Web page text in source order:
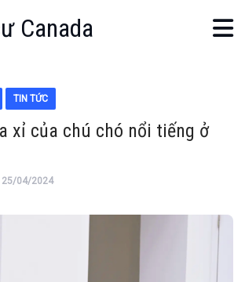
Canada
TIN TỨC
xỉ của chú chó nổi tiếng ở
25/04/2024